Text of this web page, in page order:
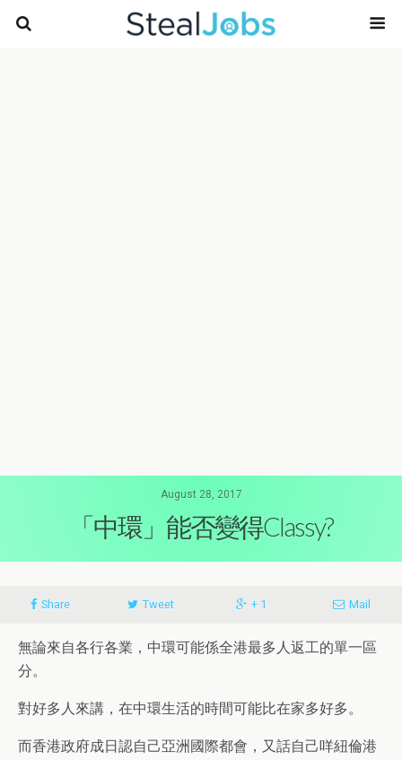
August 28, 2017
「中環」能否變得Classy?
Share Tweet + 1 Mail
無論來自各行各業，中環可能係全港最多人返工的單一區
分。
對好多人來講，在中環生活的時間可能比在家多好多。
而香港政府成日認自己亞洲國際都會，又話自己咩紐倫港